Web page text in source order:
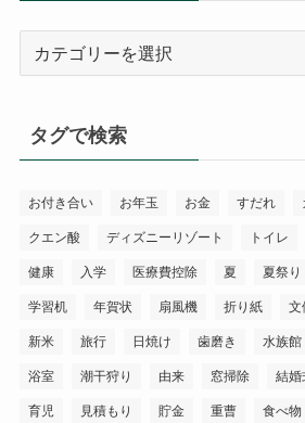
ー
タグで検索
お付き合い お年玉 お金 すだれ
クエン酸 ディズニーリゾート トイレ
健康 入学 医療費控除 夏 夏祭り
学習机 年賀状 扇風機 折り紙 文
新米 旅行 日焼け 歯磨き 水族館
浴室 潮干狩り 由来 窓掃除 結婚
育児 見積もり 貯金 重曹 食べ物